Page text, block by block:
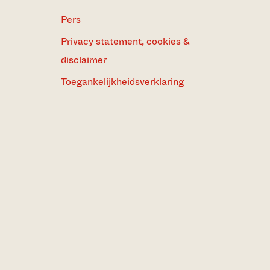
Pers
Privacy statement, cookies &
disclaimer
Toegankelijkheidsverklaring